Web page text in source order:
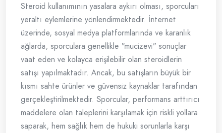
Steroid kullanımının yasalara aykırı olması, sporcuları
yeraltı eylemlerine yönlendirmektedir. İnternet
üzerinde, sosyal medya platformlarında ve karanlık
ağlarda, sporculara genellikle "mucizevi" sonuçlar
vaat eden ve kolayca erişilebilir olan steroidlerin
satışı yapılmaktadır. Ancak, bu satışların büyük bir
kısmı sahte ürünler ve güvensiz kaynaklar tarafından
gerçekleştirilmektedir. Sporcular, performans arttırıcı
maddelere olan taleplerini karşılamak için riskli yollara
saparak, hem sağlık hem de hukuki sorunlarla karşı